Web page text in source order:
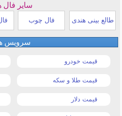
سایر فال
طالع بینی هندی فال چوب
سرویس
قیمت خودرو
قیمت طلا و سکه
قیمت دلار